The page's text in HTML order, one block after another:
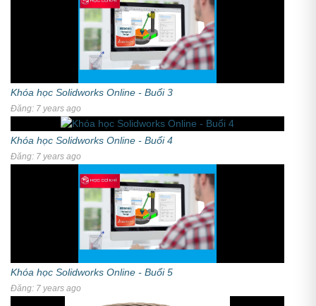
Khóa học Solidworks Online - Buổi 3
Đăng: 7 years ago
Khóa học Solidworks Online - Buổi 4
Đăng: 7 years ago
Khóa học Solidworks Online - Buổi 5
Đăng: 7 years ago